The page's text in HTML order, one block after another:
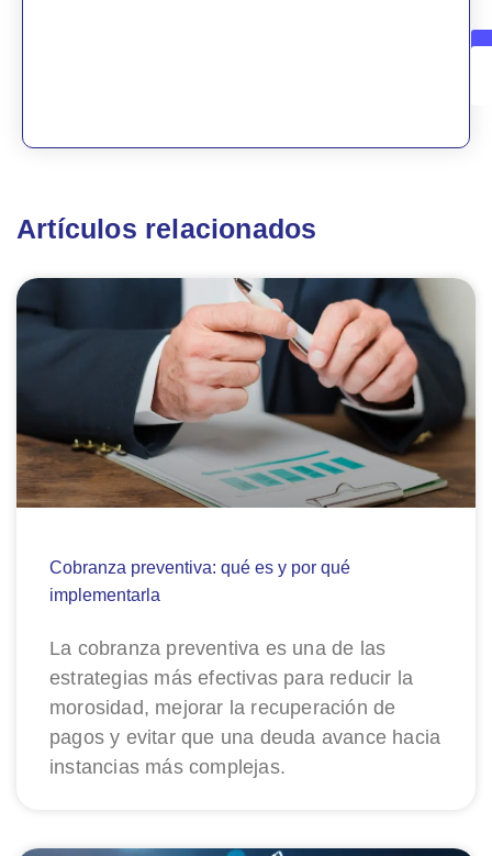
Artículos relacionados
Cobranza preventiva: qué es y por qué
implementarla
La cobranza preventiva es una de las
estrategias más efectivas para reducir la
morosidad, mejorar la recuperación de
pagos y evitar que una deuda avance hacia
instancias más complejas.